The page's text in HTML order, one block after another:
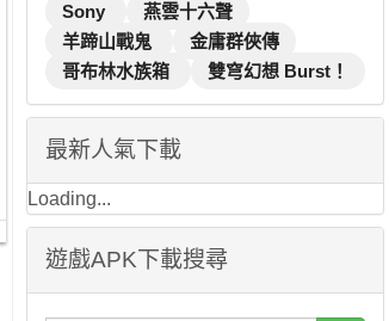
Sony
燕雲十六聲
羊蹄山戰鬼
金庸群俠傳
哥布林水族箱
雙穹幻想 Burst！
最新人氣下載
Loading...
遊戲APK下載搜尋